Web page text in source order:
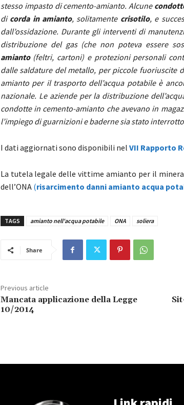
stesso impasto di cemento-amianto. Alcune
di corda in amianto, solitamente crisotilo, e
dall’ossidazione. Durante gli interventi di
distribuzione del gas (che non poteva essere
amianto(feltri, cartoni) e protezioni personali
dalle saldature del metallo, per piccole fuoriuscite
amianto per il trasporto dell’acqua potabile è
nazionale. Le aziende per la distribuzione
condotte in cemento-amianto che avevano in
l’impiego di guarnizioni e baderne sia stato
I dati aggiornati sono disponibili nel VII Rapporto
La tutela legale delle vittime amianto per il
dell’ONA (risarcimento danni amianto acqua
TAGS amianto nell'acqua potabile ONA soliera
Share
Previous article
Mancata applicazione della Legge
10/2014